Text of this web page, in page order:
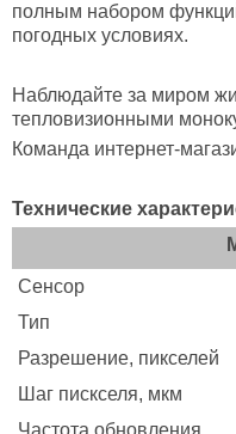
полным набором
погодных условиях.
Наблюдайте за миром
тепловизионными
Команда интернет-
Технические
Сенсор
Тип
Разрешение, пикселей
Шаг пискселя, мкм